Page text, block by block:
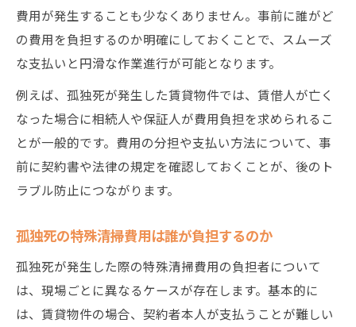
費用が発生することも少なくありません。事前に誰がど
の費用を負担するのか明確にしておくことで、スムーズ
な支払いと円滑な作業進行が可能となります。
例えば、孤独死が発生した賃貸物件では、賃借人が亡く
なった場合に相続人や保証人が費用負担を求められるこ
とが一般的です。費用の分担や支払い方法について、事
前に契約書や法律の規定を確認しておくことが、後のト
ラブル防止につながります。
孤独死の特殊清掃費用は誰が負担するのか
孤独死が発生した際の特殊清掃費用の負担者について
は、現場ごとに異なるケースが存在します。基本的に
は、賃貸物件の場合、契約者本人が支払うことが難しい